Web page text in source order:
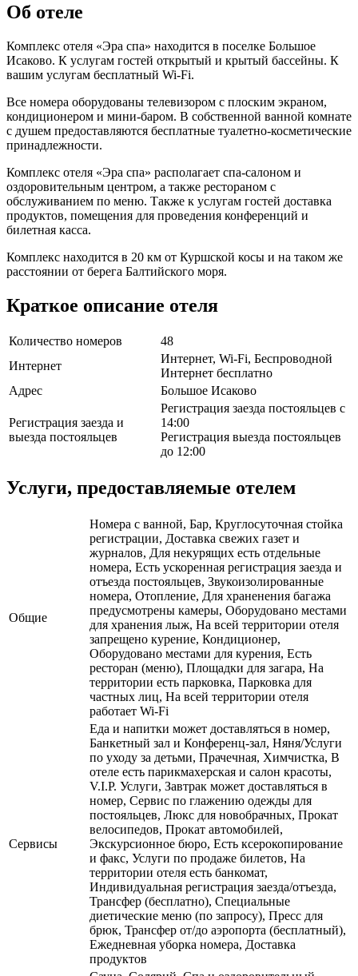
Об отеле
Комплекс отеля «Эра спа» находится в поселке Большое
Исаково. К услугам гостей открытый и крытый бассейны. К
вашим услугам бесплатный Wi-Fi.
Все номера оборудованы телевизором с плоским экраном,
кондиционером и мини-баром. В собственной ванной комнате
с душем предоставляются бесплатные туалетно-косметические
принадлежности.
Комплекс отеля «Эра спа» располагает спа-салоном и
оздоровительным центром, а также рестораном с
обслуживанием по меню. Также к услугам гостей доставка
продуктов, помещения для проведения конференций и
билетная касса.
Комплекс находится в 20 км от Куршской косы и на таком же
расстоянии от берега Балтийского моря.
Краткое описание отеля
Количество номеров
48
Интернет
Интернет, Wi-Fi, Беспроводной
Интернет бесплатно
Адрес
Большое Исаково
Регистрация заезда и
выезда постояльцев
Регистрация заезда постояльцев с
14:00
Регистрация выезда постояльцев
до 12:00
Услуги, предоставляемые отелем
Общие
Номера с ванной, Бар, Круглосуточная стойка
регистрации, Доставка свежих газет и
журналов, Для некурящих есть отдельные
номера, Есть ускоренная регистрация заезда и
отъезда постояльцев, Звукоизолированные
номера, Отопление, Для храненения багажа
предусмотрены камеры, Оборудовано местами
для хранения лыж, На всей территории отеля
запрещено курение, Кондиционер,
Оборудовано местами для курения, Есть
ресторан (меню), Площадки для загара, На
территории есть парковка, Парковка для
частных лиц, На всей территории отеля
работает Wi-Fi
Сервисы
Еда и напитки может доставляться в номер,
Банкетный зал и Конференц-зал, Няня/Услуги
по уходу за детьми, Прачечная, Химчистка, В
отеле есть парикмахерская и салон красоты,
V.I.P. Услуги, Завтрак может доставляться в
номер, Сервис по глажению одежды для
постояльцев, Люкс для новобрачных, Прокат
велосипедов, Прокат автомобилей,
Экскурсионное бюро, Есть ксерокопирование
и факс, Услуги по продаже билетов, На
территории отеля есть банкомат,
Индивидуальная регистрация заезда/отъезда,
Трансфер (бесплатно), Специальные
диетические меню (по запросу), Пресс для
брюк, Трансфер от/до аэропорта (бесплатный),
Ежедневная уборка номера, Доставка
продуктов